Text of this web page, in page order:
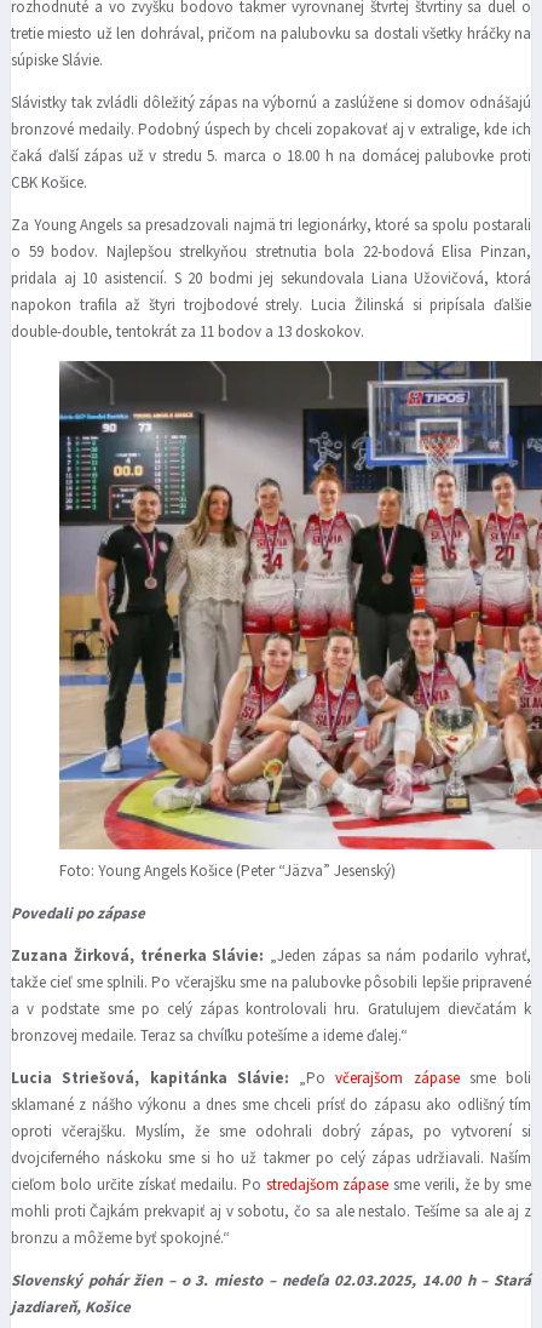
rozhodnuté a vo zvyšku bodovo takmer vyrovnanej štvrtej štvrtiny sa duel o
tretie miesto už len dohrával, pričom na palubovku sa dostali všetky hráčky na
súpiske Slávie.
Slávistky tak zvládli dôležitý zápas na výbornú a zaslúžene si domov odnášajú
bronzové medaily. Podobný úspech by chceli zopakovať aj v extralige, kde ich
čaká ďalší zápas už v stredu 5. marca o 18.00 h na domácej palubovke proti
CBK Košice.
Za Young Angels sa presadzovali najmä tri legionárky, ktoré sa spolu postarali
o 59 bodov. Najlepšou strelkyňou stretnutia bola 22-bodová Elisa Pinzan,
pridala aj 10 asistencií. S 20 bodmi jej sekundovala Liana Užovičová, ktorá
napokon trafila až štyri trojbodové strely. Lucia Žilinská si pripísala ďalšie
double-double, tentokrát za 11 bodov a 13 doskokov.
Foto: Young Angels Košice (Peter “Jäzva” Jesenský)
Povedali po zápase
Zuzana Žirková, trénerka Slávie: „Jeden zápas sa nám podarilo vyhrať,
takže cieľ sme splnili. Po včerajšku sme na palubovke pôsobili lepšie pripravené
a v podstate sme po celý zápas kontrolovali hru. Gratulujem dievčatám k
bronzovej medaile. Teraz sa chvíľku potešíme a ideme ďalej.“
Lucia Striešová, kapitánka Slávie: „Povčerajšom zápasesme boli
sklamané z nášho výkonu a dnes sme chceli prísť do zápasu ako odlišný tím
oproti včerajšku. Myslím, že sme odohrali dobrý zápas, po vytvorení si
dvojciferného náskoku sme si ho už takmer po celý zápas udržiavali. Naším
cieľom bolo určite získať medailu. Po stredajšom zápase sme verili, že by sme
mohli proti Čajkám prekvapiť aj v sobotu, čo sa ale nestalo. Tešíme sa ale aj z
bronzu a môžeme byť spokojné.“
Slovenský pohár žien – o 3. miesto – nedeľa 02.03.2025, 14.00 h – Stará
jazdiareň, Košice